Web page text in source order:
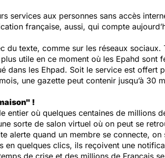
services aux personnes sans accès
française, aussi, qui compte
du texte, comme sur les réseaux
utile en ce moment où les Epahd sont
dans les Ehpad. Soit le service est offert
une gazette peut contenir jusqu’à 30
!
entier où quelques centaines de millions
sorte de salon virtuel où on peut se
alerte quand un membre se connecte, on
quelques clics, ils reçoivent une